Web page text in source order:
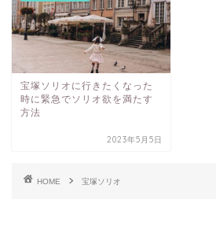
宝塚ソリオに行きたくなった
時に緊急でソリオ欲を満たす
方法
2023年5月5日
HOME 宝塚ソリオ